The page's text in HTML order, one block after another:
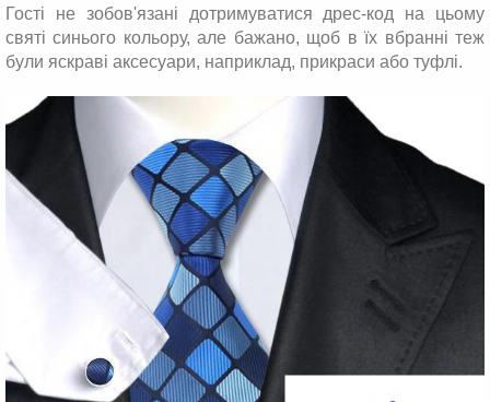
Гості не зобов'язані дотримуватися дрес-код на цьому
святі синього кольору, але бажано, щоб в їх вбранні теж
були яскраві аксесуари, наприклад, прикраси або туфлі.